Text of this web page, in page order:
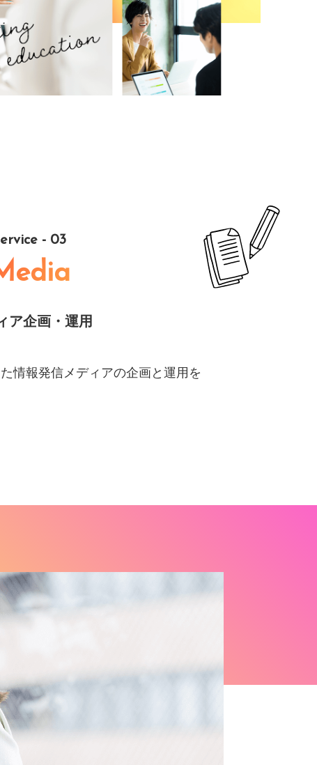
- 03
ア企画・運用
情報発信メディアの企画と運用を